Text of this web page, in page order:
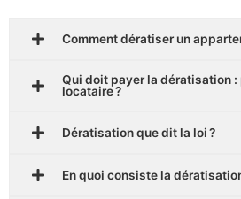
Comment dératiser un
Qui doit payer la dératisation
locataire ?
Dératisation que dit la loi ?
En quoi consiste la